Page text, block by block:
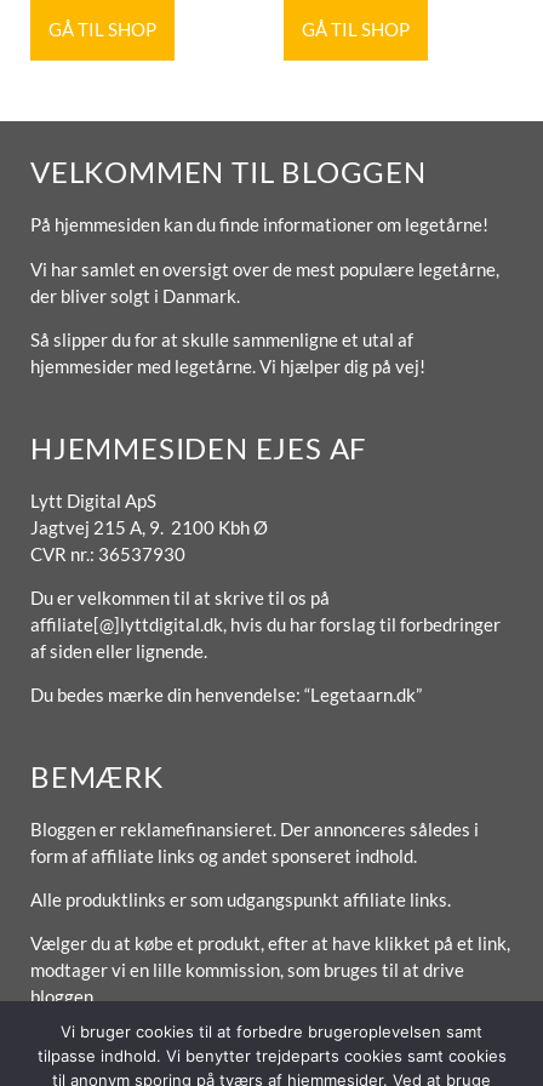
GÅ TIL SHOP GÅ TIL SHOP
VELKOMMEN TIL BLOGGEN
På hjemmesiden kan du finde informationer om legetårne!
Vi har samlet en oversigt over de mest populære legetårne,
der bliver solgt i Danmark.
Så slipper du for at skulle sammenligne et utal af
hjemmesider med legetårne. Vi hjælper dig på vej!
HJEMMESIDEN EJES AF
Lytt Digital ApS
Jagtvej 215 A, 9. 2100 Kbh Ø
CVR nr.: 36537930
Du er velkommen til at skrive til os på
affiliate[@]lyttdigital.dk, hvis du har forslag til forbedringer
af siden eller lignende.
Du bedes mærke din henvendelse: “Legetaarn.dk”
BEMÆRK
Bloggen er reklamefinansieret. Der annonceres således i
form af affiliate links og andet sponseret indhold.
Alle produktlinks er som udgangspunkt affiliate links.
Vælger du at købe et produkt, efter at have klikket på et link,
modtager vi en lille kommission, som bruges til at drive
bloggen.
Vi bruger cookies til at forbedre brugeroplevelsen samt
tilpasse indhold. Vi benytter trejdeparts cookies samt cookies
til anonym sporing på tværs af hjemmesider. Ved at bruge